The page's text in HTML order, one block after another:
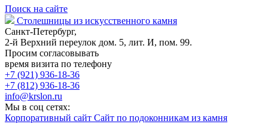
Поиск на сайте
Столешницы из искусственного камня
Санкт-Петербург,
2-й Верхний переулок дом. 5, лит. И, пом. 99.
Просим согласовывать
время визита по телефону
+7 (921) 936-18-36
+7 (812) 936-18-36
info@krslon.ru
Мы в соц сетях:
Корпоративный сайт Сайт по подоконникам из камня